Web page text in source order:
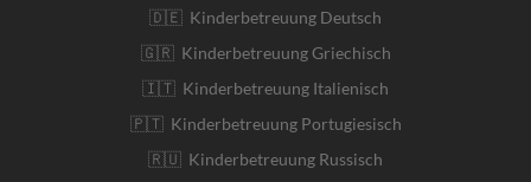
🇩🇪 Kinderbetreuung Deutsch
🇬🇷 Kinderbetreuung Griechisch
🇮🇹 Kinderbetreuung Italienisch
🇵🇹 Kinderbetreuung Portugiesisch
🇷🇺 Kinderbetreuung Russisch